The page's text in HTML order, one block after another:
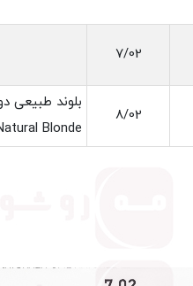
7/02
8/02
بلوند طبیعی
Blonde